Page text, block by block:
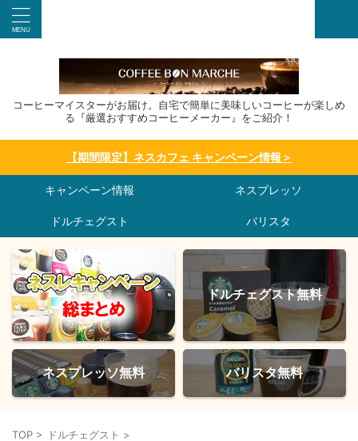
コーヒーマイスターがお届け。自宅で簡単に美味しいコーヒーが楽しめ
る『厳選おすすめコーヒーメーカー』をご紹介！
【期間限定】ネスカフェ キャンペーン情報＞
キャンペーン情報 ネスプレッソ
ドルチェグスト バリスタ
ドルチェグスト無料
ネスプレッソ無料 バリスタ無料
TOP > ドルチェグスト >